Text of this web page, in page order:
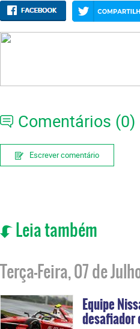
Comentários (0)
Escrever comentário
Leia também
Terça-Feira, 07 de
Equipe
desafiador